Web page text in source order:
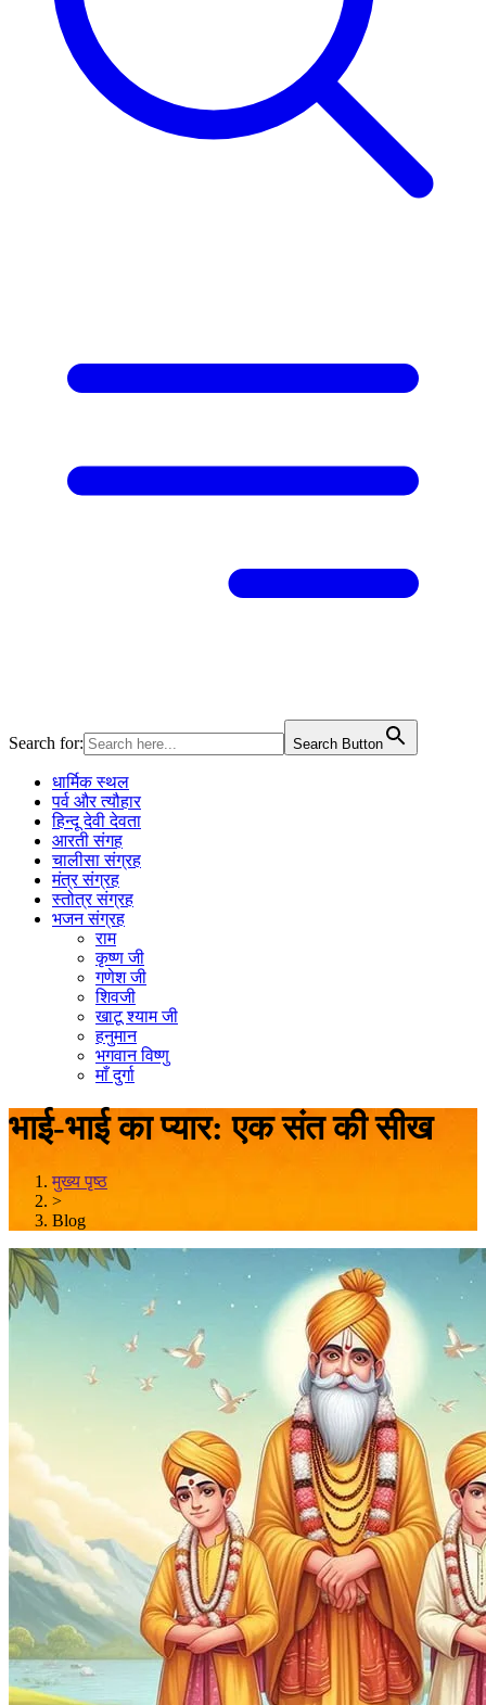
Search for: Search Button
धार्मिक स्थल
पर्व और त्यौहार
हिन्दू देवी देवता
आरती संगह
चालीसा संग्रह
मंत्र संग्रह
स्तोत्र संग्रह
भजन संग्रह
राम
कृष्ण जी
गणेश जी
शिवजी
खाटू श्याम जी
हनुमान
भगवान विष्णु
माँ दुर्गा
भाई-भाई का प्यार: एक संत की सीख
मुख्य पृष्ठ
>
Blog